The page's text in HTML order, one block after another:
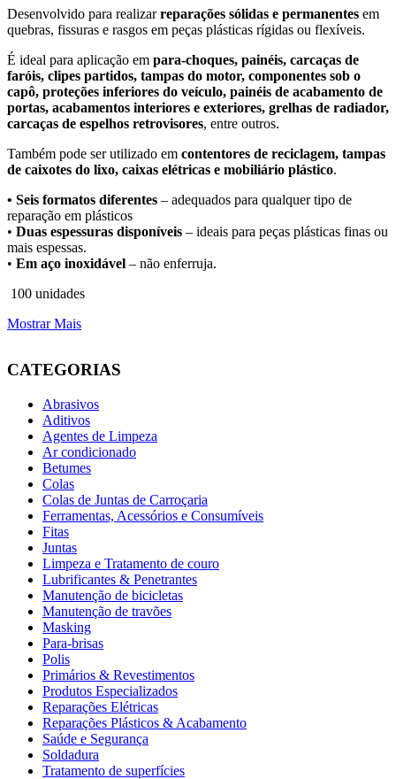
Desenvolvido para realizarreparações sólidas e permanentes em
quebras, fissuras e rasgos em peças plásticas rígidas ou flexíveis.
É ideal para aplicação em para-choques, painéis, carcaças de
faróis, clipes partidos, tampas do motor, componentes sob o
capô, proteções inferiores do veículo, painéis de acabamento de
portas, acabamentos interiores e exteriores, grelhas de radiador,
carcaças de espelhos retrovisores, entre outros.
Também pode ser utilizado em contentores de reciclagem, tampas
de caixotes do lixo, caixas elétricas e mobiliário plástico.
• Seis formatos diferentes – adequados para qualquer tipo de
reparação em plásticos
• Duas espessuras disponíveis – ideais para peças plásticas finas ou
mais espessas.
• Em aço inoxidável – não enferruja.
100 unidades
Mostrar Mais
CATEGORIAS
Abrasivos
Aditivos
Agentes de Limpeza
Ar condicionado
Betumes
Colas
Colas de Juntas de Carroçaria
Ferramentas, Acessórios e Consumíveis
Fitas
Juntas
Limpeza e Tratamento de couro
Lubrificantes & Penetrantes
Manutenção de bicicletas
Manutenção de travões
Masking
Para-brisas
Polis
Primários & Revestimentos
Produtos Especializados
Reparações Elétricas
Reparações Plásticos & Acabamento
Saúde e Segurança
Soldadura
Tratamento de superfícies